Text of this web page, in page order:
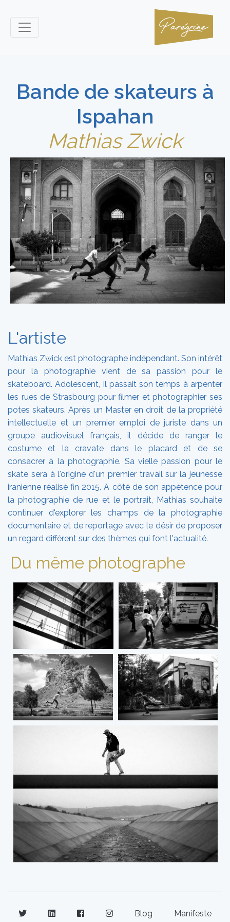
Bande de skateurs à
Ispahan
Mathias Zwick
L'artiste
Mathias Zwick est photographe indépendant. Son intérêt
pour la photographie vient de sa passion pour le
skateboard. Adolescent, il passait son temps à arpenter
les rues de Strasbourg pour filmer et photographier ses
potes skateurs. Après un Master en droit de la propriété
intellectuelle et un premier emploi de juriste dans un
groupe audiovisuel français, il décide de ranger le
costume et la cravate dans le placard et de se
consacrer à la photographie. Sa vielle passion pour le
skate sera à l'origine d'un premier travail sur la jeunesse
iranienne réalisé fin 2015. A côté de son appétence pour
la photographie de rue et le portrait, Mathias souhaite
continuer d'explorer les champs de la photographie
documentaire et de reportage avec le désir de proposer
un regard différent sur des thèmes qui font l'actualité.
Du même photographe
Blog Manifeste